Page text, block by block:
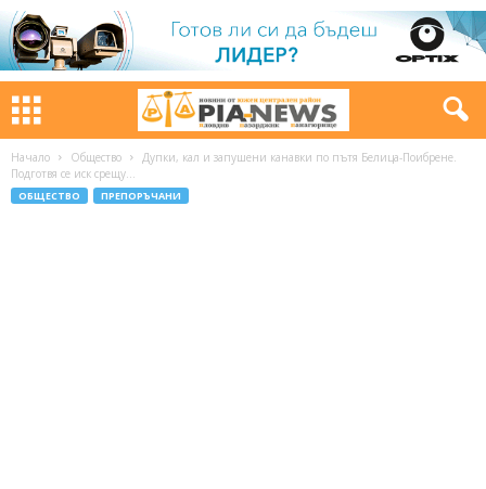
Начало Общество
Дупки, кал и запушени канавки по пътя Белица-Поибрене.
Подготвя се иск срещу...
ОБЩЕСТВО ПРЕПОРЪЧАНИ